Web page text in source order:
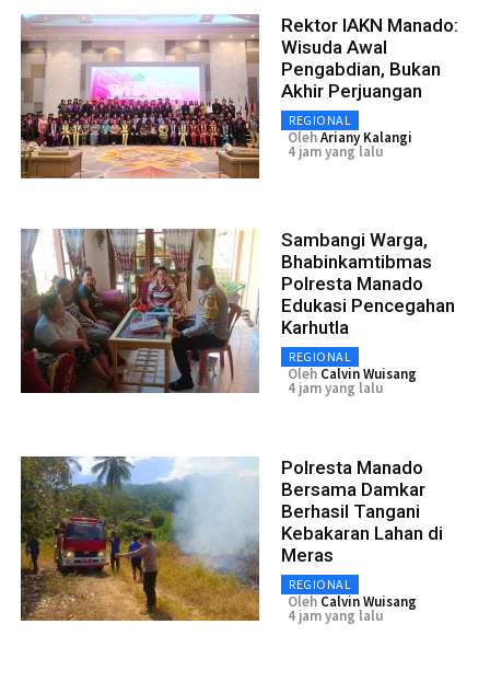
Rektor IAKN Manado:
Wisuda Awal
Pengabdian, Bukan
Akhir Perjuangan
REGIONAL
OlehAriany Kalangi
4 jam yang lalu
Sambangi Warga,
Bhabinkamtibmas
Polresta Manado
Edukasi Pencegahan
Karhutla
REGIONAL
Oleh Calvin Wuisang
4 jam yang lalu
Polresta Manado
Bersama Damkar
Berhasil Tangani
Kebakaran Lahan di
Meras
REGIONAL
Oleh Calvin Wuisang
4 jam yang lalu